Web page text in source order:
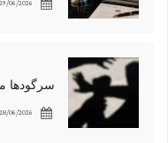
29/06/2026
28/06/2026